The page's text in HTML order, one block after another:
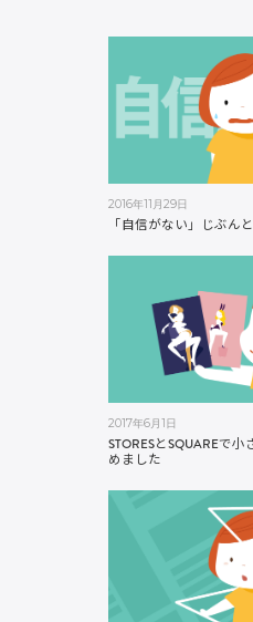
2016年11月29日
「自信がない」じぶん
2017年6月1日
STORESとSQUAREで
めました